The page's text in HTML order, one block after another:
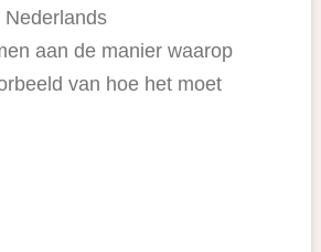
Nederlands
aan de manier waarop
van hoe het moet